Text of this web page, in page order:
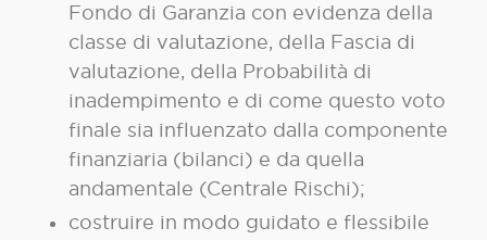
Fondo di Garanzia con evidenza della
classe di valutazione, della Fascia di
valutazione, della Probabilità di
inadempimento e di come questo voto
finale sia influenzato dalla componente
finanziaria (bilanci) e da quella
andamentale (Centrale Rischi);
costruire in modo guidato e flessibile